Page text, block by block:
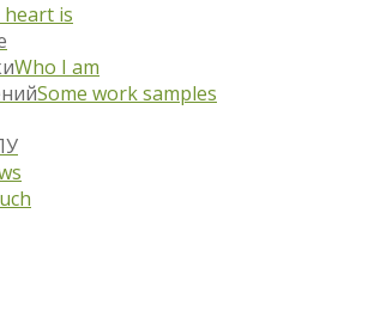
is
Who I am
Some work samples